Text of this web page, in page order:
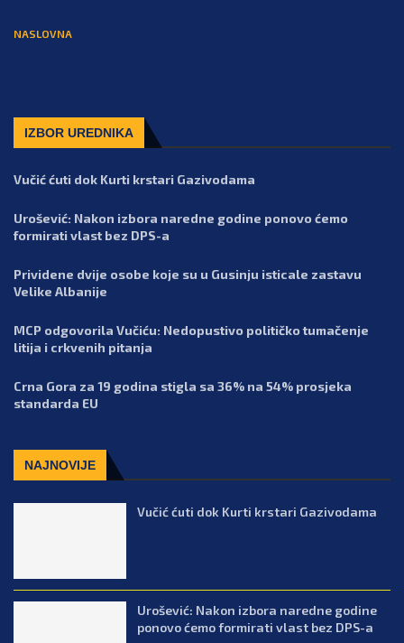
NASLOVNA
IZBOR UREDNIKA
Vučić ćuti dok Kurti krstari Gazivodama
Urošević: Nakon izbora naredne godine ponovo ćemo
formirati vlast bez DPS-a
Prividene dvije osobe koje su u Gusinju isticale zastavu
Velike Albanije
MCP odgovorila Vučiću: Nedopustivo političko tumačenje
litija i crkvenih pitanja
Crna Gora za 19 godina stigla sa 36% na 54% prosjeka
standarda EU
NAJNOVIJE
Vučić ćuti dok Kurti krstari Gazivodama
Urošević: Nakon izbora naredne godine
ponovo ćemo formirati vlast bez DPS-a